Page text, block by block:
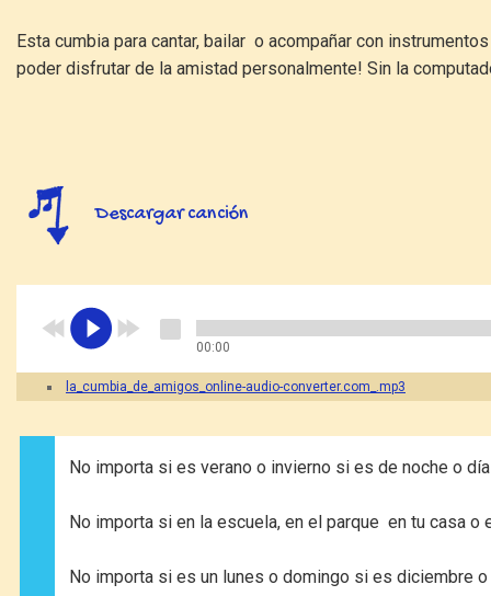
Esta cumbia para cantar, bailar o acompañar con
poder disfrutar de la amistad personalmente! Sin la
Descargar canción
00:00
la_cumbia_de_amigos_online-audio-converter.com_.mp3
No importa si es verano o invierno si es de noche o día
No importa si en la escuela, en el parque en tu casa o
No importa si es un lunes o domingo si es diciembre